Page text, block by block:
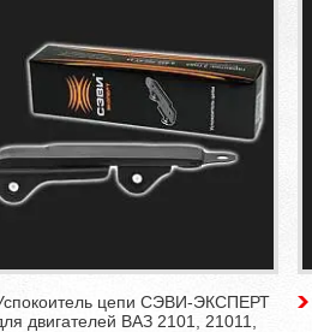
цепи СЭВИ-ЭКСПЕРТ
двигателей ВАЗ 2101, 21011,